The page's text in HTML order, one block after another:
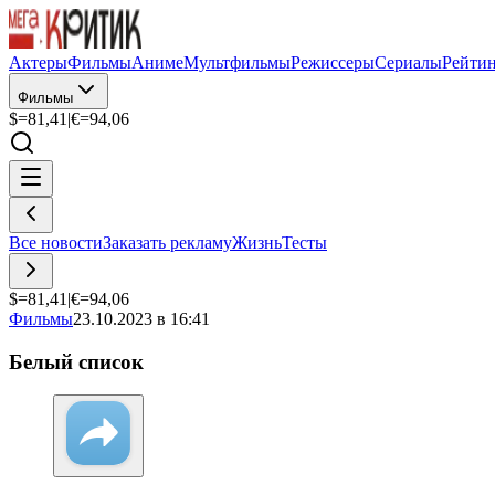
АктерыФильмыАнимеМультфильмыРежиссерыСериалы
Фильмы
$=81,41 |€=94,06
Все новостиЗаказать рекламуЖизньТесты
$=81,41 |€=94,06
Фильмы23.10.2023 в 16:41
Белый список